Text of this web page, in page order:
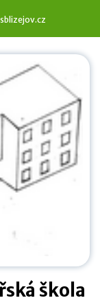
škola